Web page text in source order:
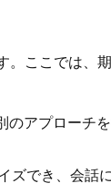
ここでは、
アプローチ
ズでき、会話